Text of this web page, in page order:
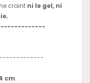
craint ni le gel, ni
cm